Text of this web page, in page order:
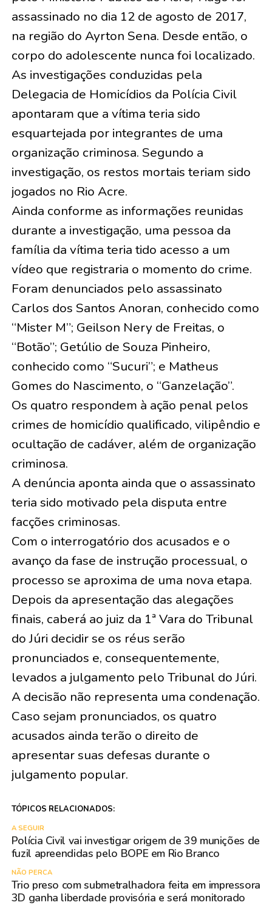
assassinado no dia 12 de agosto de 2017,
na região do Ayrton Sena. Desde então, o
corpo do adolescente nunca foi localizado.
As investigações conduzidas pela
Delegacia de Homicídios da Polícia Civil
apontaram que a vítima teria sido
esquartejada por integrantes de uma
organização criminosa. Segundo a
investigação, os restos mortais teriam sido
jogados no Rio Acre.
Ainda conforme as informações reunidas
durante a investigação, uma pessoa da
família da vítima teria tido acesso a um
vídeo que registraria o momento do crime.
Foram denunciados pelo assassinato
Carlos dos Santos Anoran, conhecido como
“Mister M”; Geilson Nery de Freitas, o
“Botão”; Getúlio de Souza Pinheiro,
conhecido como “Sucuri”; e Matheus
Gomes do Nascimento, o “Ganzelação”.
Os quatro respondem à ação penal pelos
crimes de homicídio qualificado, vilipêndio e
ocultação de cadáver, além de organização
criminosa.
A denúncia aponta ainda que o assassinato
teria sido motivado pela disputa entre
facções criminosas.
Com o interrogatório dos acusados e o
avanço da fase de instrução processual, o
processo se aproxima de uma nova etapa.
Depois da apresentação das alegações
finais, caberá ao juiz da 1ª Vara do Tribunal
do Júri decidir se os réus serão
pronunciados e, consequentemente,
levados a julgamento pelo Tribunal do Júri.
A decisão não representa uma condenação.
Caso sejam pronunciados, os quatro
acusados ainda terão o direito de
apresentar suas defesas durante o
julgamento popular.
TÓPICOS RELACIONADOS:
A SEGUIR
Polícia Civil vai investigar origem de 39 munições de
fuzil apreendidas pelo BOPE em Rio Branco
NÃO PERCA
Trio preso com submetralhadora feita em impressora
3D ganha liberdade provisória e será monitorado